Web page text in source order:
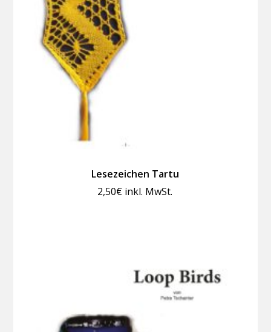
Lesezeichen Tartu
2,50€ inkl. MwSt.